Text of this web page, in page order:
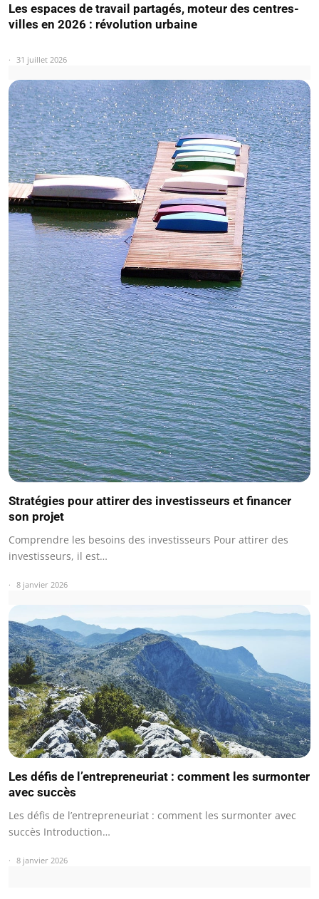
Les espaces de travail partagés, moteur des centres-
villes en 2026 : révolution urbaine
31 juillet 2026
Stratégies pour attirer des investisseurs et financer
son projet
Comprendre les besoins des investisseurs Pour attirer des
investisseurs, il est…
8 janvier 2026
Les défis de l’entrepreneuriat : comment les surmonter
avec succès
Les défis de l’entrepreneuriat : comment les surmonter avec
succès Introduction…
8 janvier 2026